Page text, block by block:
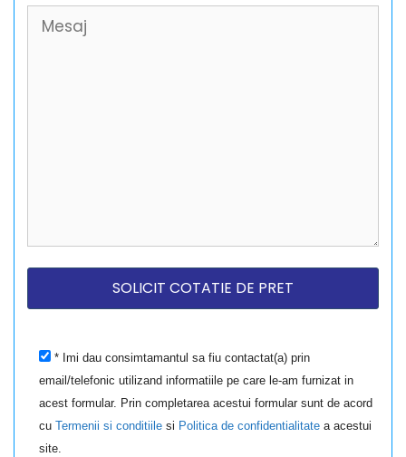
* Imi dau consimtamantul sa fiu contactat(a) prin
email/telefonic utilizand informatiile pe care le-am furnizat in
acest formular. Prin completarea acestui formular sunt de acord
cuTermenii si conditiile si Politica de confidentialitate a acestui
site.